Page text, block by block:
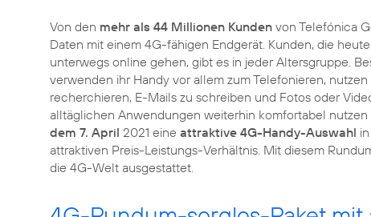
Von den mehr als 44 Millionen Kunden von Telefónica
Daten mit einem 4G-fähigen Endgerät. Kunden, die heute
unterwegs online gehen, gibt es in jeder Altersgruppe.
verwenden ihr Handy vor allem zum Telefonieren,
recherchieren, E-Mails zu schreiben und Fotos oder
alltäglichen Anwendungen weiterhin komfortabel
dem 7. April 2021 eine attraktive 4G-Handy-Auswahl
attraktiven Preis-Leistungs-Verhältnis. Mit diesem
die 4G-Welt ausgestattet.